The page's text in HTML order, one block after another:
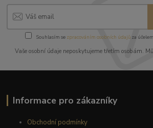
Souhlasím se zpracováním osobních údajůza
Vaše osobní údaje neposkytujeme třetím osobám.
Informace pro zákazníky
Obchodní podmínky